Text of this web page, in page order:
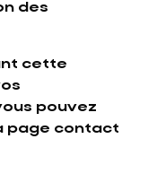
des
cette
pouvez
page contact